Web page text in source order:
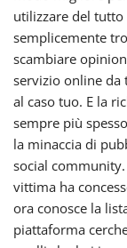
utilizzare del
semplicemente
scambiare
servizio online
al caso tuo. E la
sempre più
la minaccia di
social
vittima ha
ora conosce la
piattaforma